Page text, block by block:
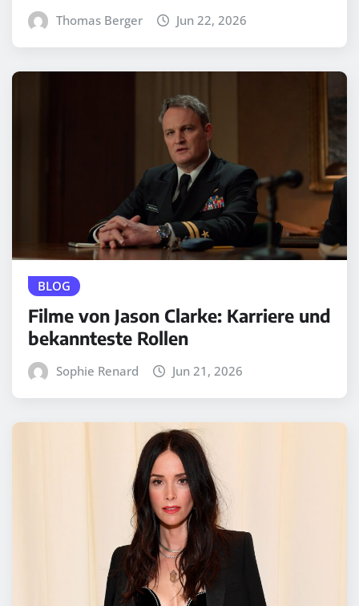
Thomas Berger Jun 22, 2026
BLOG
Filme von Jason Clarke: Karriere und
bekannteste Rollen
Sophie Renard Jun 21, 2026